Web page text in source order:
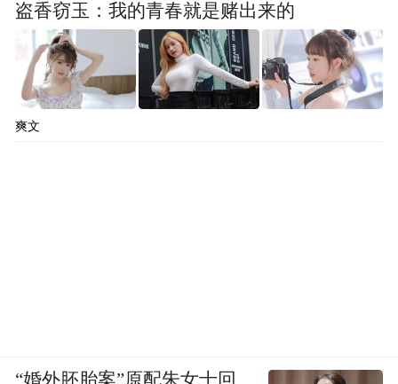
盗香窃玉：我的青春就是赌出来的
爽文
“婚外胚胎案”原配朱女士回